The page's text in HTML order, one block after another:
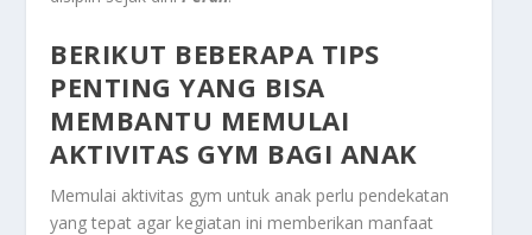
BERIKUT BEBERAPA TIPS
PENTING YANG BISA
MEMBANTU MEMULAI
AKTIVITAS GYM BAGI ANAK
Memulai aktivitas gym untuk anak perlu pendekatan
yang tepat agar kegiatan ini memberikan manfaat